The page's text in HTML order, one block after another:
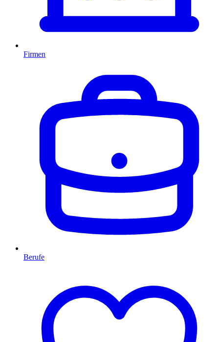
Firmen
Berufe